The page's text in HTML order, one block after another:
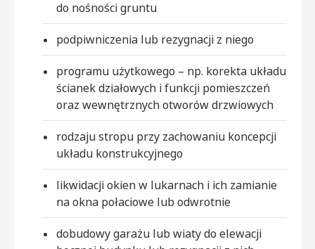
do nośności gruntu
podpiwniczenia lub rezygnacji z niego
programu użytkowego – np. korekta układu
ścianek działowych i funkcji pomieszczeń
oraz wewnętrznych otworów drzwiowych
rodzaju stropu przy zachowaniu koncepcji
układu konstrukcyjnego
likwidacji okien w lukarnach i ich zamianie
na okna połaciowe lub odwrotnie
dobudowy garażu lub wiaty do elewacji